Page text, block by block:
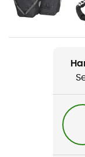
Herre / Dame
Vægt
Urban Lifestyle